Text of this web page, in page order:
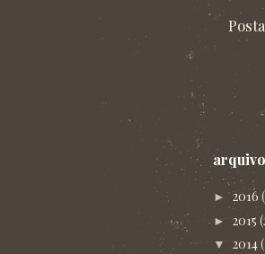
► 2016
► 2015
▼ 2014